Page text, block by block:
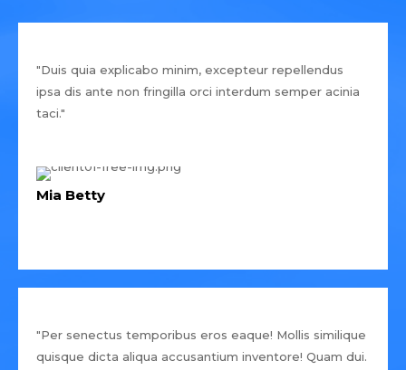
"Duis quia explicabo minim, excepteur repellendus
ipsa dis ante non fringilla orci interdum semper acinia
taci."
Mia Betty
"Per senectus temporibus eros eaque! Mollis similique
quisque dicta aliqua accusantium inventore! Quam dui.